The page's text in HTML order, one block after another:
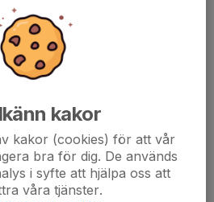
, Lagledare
4 st
kakor
kakor (cookies) för att vår
bra för dig. De används
i syfte att hjälpa oss att
våra tjänster.